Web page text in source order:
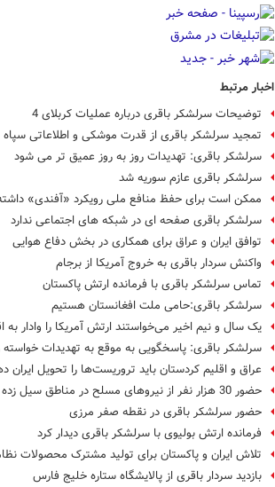
اخبار مرتبط
توضیحات سرلشکر باقری درباره عملیات کربلای 4
تمجید سرلشکر باقری از قدرت موشکی و اطلاعاتی سپاه
سرلشکر باقری: تهدیدات روز به روز عمیق تر می شود
سرلشکر باقری عازم سوریه شد
ممکن است برای حفظ منافع ملی رویکرد «آفندی»
سرلشکر باقری صفحه ای در شبکه های اجتماعی ندارد
توافق ایران و عراق برای همکاری در بخش دفاع هوایی
واکنش سردار باقری به خروج آمریکا از برجام
تماس سرلشکر باقری با فرمانده ارتش پاکستان
سرلشکر باقری:حامی ملت افغانستان هستیم
یک سال و نیم اخیر می‌خواستند ارتش آمریکا را وادار به
سرلشکر باقری: پاسخگویی به موقع به تهدیدات
عراق و اقلیم کردستان باید تروریست‌ها را تحویل ایران
حضور 30 هزار نفر از نیروهای مسلح در مناطق سیل زده
حضور سرلشکر باقری در نقطه صفر مرزی
فرمانده ارتش بولیوی با سرلشکر باقری دیدار کرد
تلاش ایران و پاکستان برای تولید مشترک محصولات
بازدید سردار باقری از پالایشگاه ستاره خلیج فارس